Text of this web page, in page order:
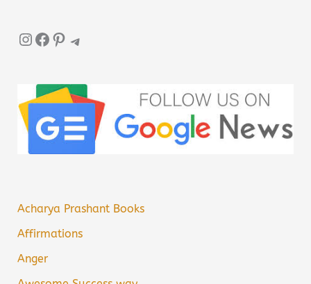
InstagramFacebook Pinterest Telegram
Acharya Prashant Books
Affirmations
Anger